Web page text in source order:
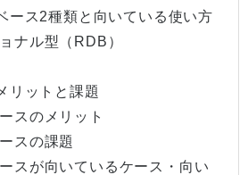
ース2種類と向いている使い方
ナル型（RDB）
リットと課題
スのメリット
スの課題
スが向いているケース・向い